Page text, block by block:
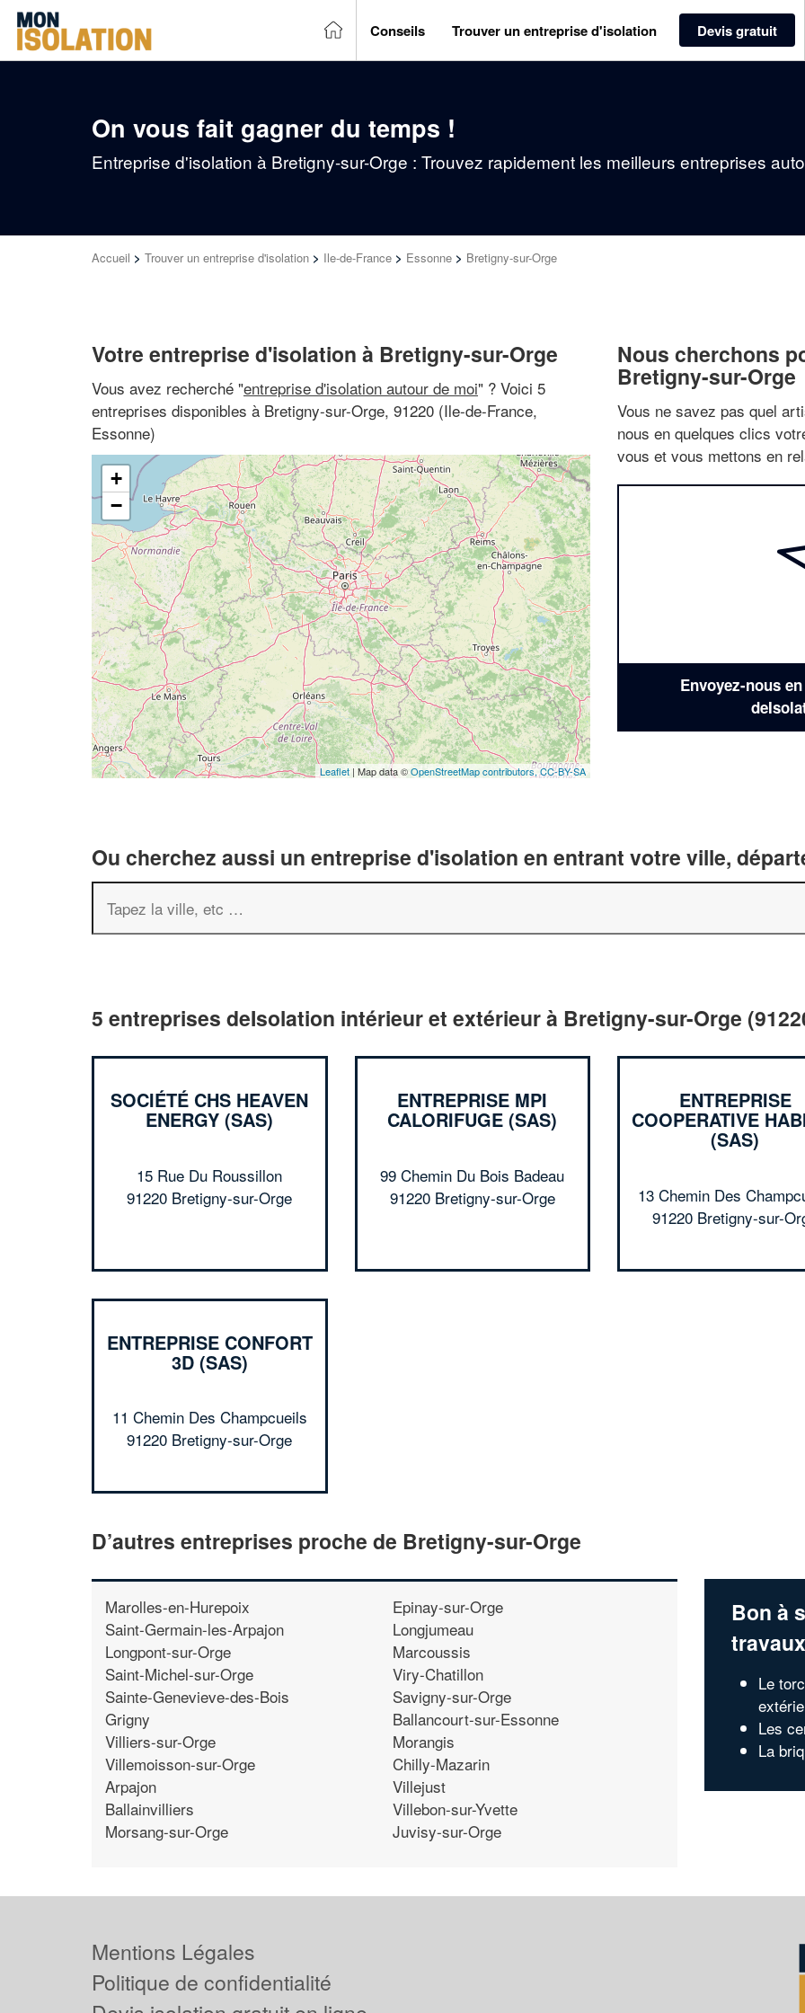
Conseils Trouver un entreprise d'isolation Devis gratuit
On vous fait gagner du temps !
Entreprise d'isolation à Bretigny-sur-Orge : Trouvez rapidement les meilleurs entreprises
Accueil > Trouver un entreprise d'isolation > Ile-de-France > Essonne > Bretigny-sur-Orge
Votre entreprise d'isolation à Bretigny-sur-Orge
Vous avez recherché "entreprise d'isolation autour de moi" ? Voici 5
entreprises disponibles à Bretigny-sur-Orge, 91220 (Ile-de-France,
Essonne)
+
−
Leaflet | Map data ©OpenStreetMap contributors,CC-BY-SA
Nous cherchons
Bretigny-sur-Orge
Vous ne savez pas quel
nous en quelques clics
vous et vous mettons en
Envoyez-nous
Ou cherchez aussi un entreprise d'isolation en entrant votre ville,
5 entreprises deIsolation intérieur et extérieur à Bretigny-sur-Orge
SOCIÉTÉ CHS HEAVEN
ENERGY (SAS)
15 Rue Du Roussillon
91220 Bretigny-sur-Orge
ENTREPRISE MPI
CALORIFUGE (SAS)
99 Chemin Du Bois Badeau
91220 Bretigny-sur-Orge
ENTREPRISE
COOPERATIVE
(SAS)
13 Chemin Des
91220 Bretigny-sur-
ENTREPRISE CONFORT
3D (SAS)
11 Chemin Des Champcueils
91220 Bretigny-sur-Orge
D’autres entreprises proche de Bretigny-sur-Orge
Marolles-en-Hurepoix
Saint-Germain-les-Arpajon
Longpont-sur-Orge
Saint-Michel-sur-Orge
Sainte-Genevieve-des-Bois
Grigny
Villiers-sur-Orge
Villemoisson-sur-Orge
Arpajon
Ballainvilliers
Morsang-sur-Orge
Epinay-sur-Orge
Longjumeau
Marcoussis
Viry-Chatillon
Savigny-sur-Orge
Ballancourt-sur-Essonne
Morangis
Chilly-Mazarin
Villejust
Villebon-sur-Yvette
Juvisy-sur-Orge
Bon à
Le
Les
La
Mentions Légales
Politique de confidentialité